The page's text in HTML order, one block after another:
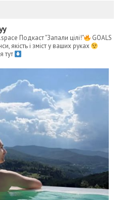
Подкаст "Запали цілі!"
GOALS
якість і зміст у ваших руках
тут